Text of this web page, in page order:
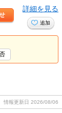
詳細を見る
追加
情報更新日 2026/08/06